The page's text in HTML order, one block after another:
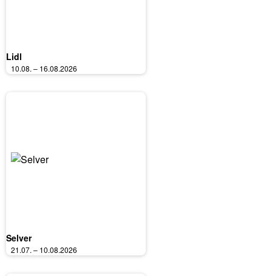
Lidl
10.08. – 16.08.2026
Selver
21.07. – 10.08.2026